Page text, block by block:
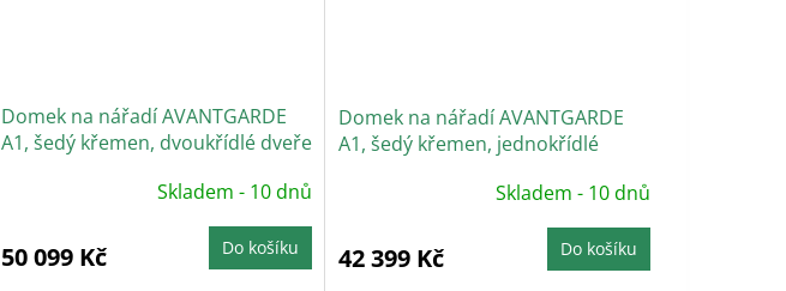
Domek na nářadí AVANTGARDE
A1, šedý křemen, dvoukřídlé dveře
Skladem - 10 dnů
50 099 Kč Do košíku
Domek na nářadí AVANTGARDE
A1, šedý křemen, jednokřídlé
Skladem - 10 dnů
42 399 Kč Do košíku